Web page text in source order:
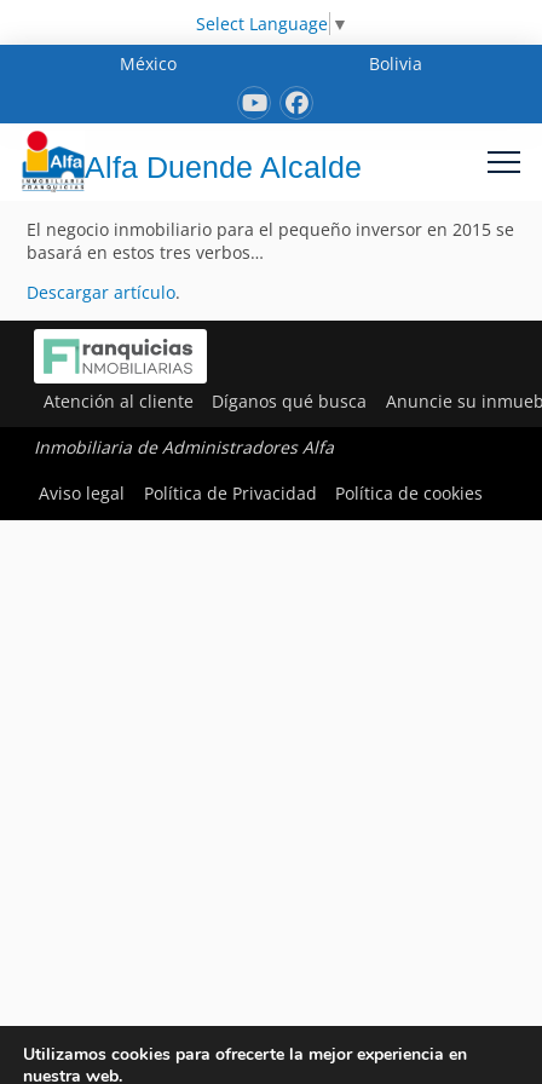
Select Language ▼
México
Bolivia
Alfa Duende Alcalde
El negocio inmobiliario para el pequeño inversor en 2015 se
basará en estos tres verbos…
Descargar artículo.
Atención al cliente Díganos qué busca Anuncie su
Inmobiliaria de Administradores Alfa
Aviso legal
Política de Privacidad Política de cookies
Utilizamos cookies para ofrecerte la mejor experiencia en
nuestra web.